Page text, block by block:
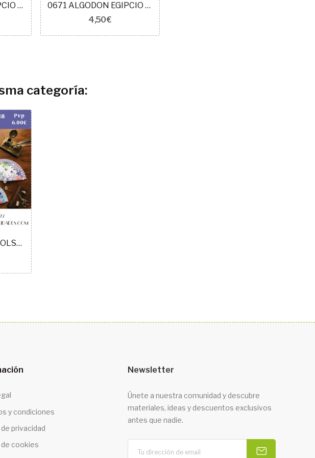
0602 ALGODON EGIPCIO MAKO 50 ROSA SUAVE
0671 ALGODON EGIPCIO MAKO 50 FUCSIA
4,50 €
categoría:
VARILLAS abanico BOLSO 5218
y condiciones
privacidad
cookies
Newsletter
Únete a nuestra comunidad y descubre
materiales, ideas y descuentos exclusivos
antes que nadie.